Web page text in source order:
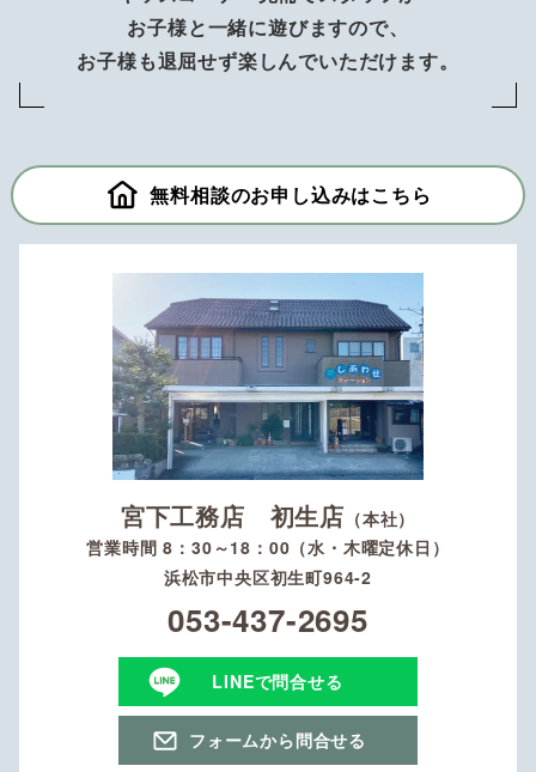
お子様と一緒に遊びますので、
お子様も退屈せず楽しんでいただけます。
無料相談のお申し込みはこちら
宮下工務店 初生店 （本社）
営業時間 8：30～18：00（水・木曜定休日）
浜松市中央区初生町964-2
053-437-2695
LINEで問合せる
フォームから問合せる